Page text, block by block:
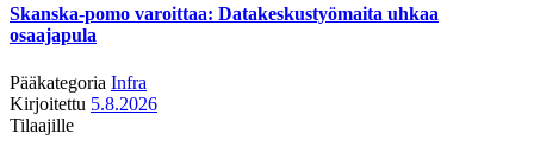
Skanska-pomo varoittaa: Datakeskustyömaita uhkaa
osaajapula
Pääkategoria Infra
Kirjoitettu 5.8.2026
Tilaajille